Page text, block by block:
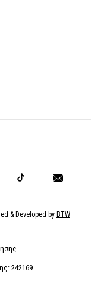
& Developed by BTW
242169